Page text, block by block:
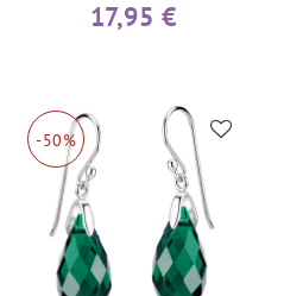
17,95 €
-50%